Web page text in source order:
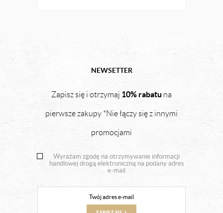
NEWSETTER
Zapisz się i otrzymaj 10% rabatu na
pierwsze zakupy *Nie łączy się z innymi
promocjami
Wyrażam zgodę na otrzymywanie informacji
handlowej drogą elektroniczną na podany adres
e-mail